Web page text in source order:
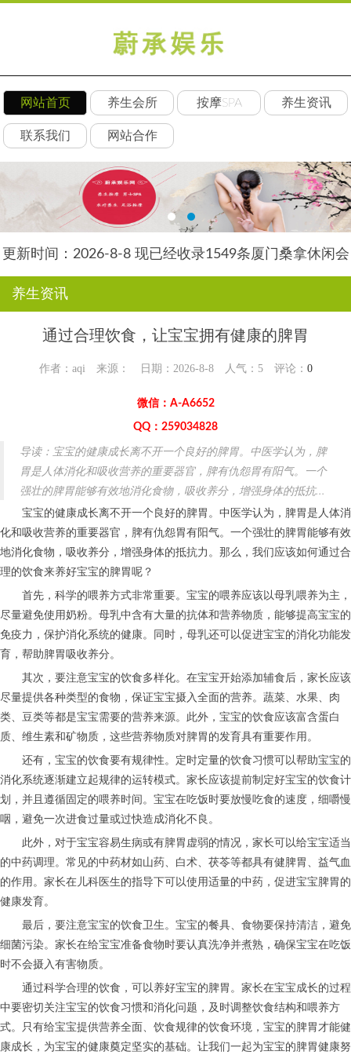
网站首页 养生会所 按摩SPA 养生资讯
联系我们 网站合作
更新时间：2026-8-8 现已经收录1549条厦门桑拿休闲会
养生资讯
通过合理饮食，让宝宝拥有健康的脾胃
作者：aqi 来源： 日期：2026-8-8 人气： 5评论： 0
微信：A-A6652
QQ：259034828
导读：宝宝的健康成长离不开一个良好的脾胃。中医学认为，脾
胃是人体消化和吸收营养的重要器官，脾有仇怨胃有阳气。一个
强壮的脾胃能够有效地消化食物，吸收养分，增强身体的抵抗...
宝宝的健康成长离不开一个良好的脾胃。中医学认为，脾胃是人体消
化和吸收营养的重要器官，脾有仇怨胃有阳气。一个强壮的脾胃能够有效
地消化食物，吸收养分，增强身体的抵抗力。那么，我们应该如何通过合
理的饮食来养好宝宝的脾胃呢？
首先，科学的喂养方式非常重要。宝宝的喂养应该以母乳喂养为主，
尽量避免使用奶粉。母乳中含有大量的抗体和营养物质，能够提高宝宝的
免疫力，保护消化系统的健康。同时，母乳还可以促进宝宝的消化功能发
育，帮助脾胃吸收养分。
其次，要注意宝宝的饮食多样化。在宝宝开始添加辅食后，家长应该
尽量提供各种类型的食物，保证宝宝摄入全面的营养。蔬菜、水果、肉
类、豆类等都是宝宝需要的营养来源。此外，宝宝的饮食应该富含蛋白
质、维生素和矿物质，这些营养物质对脾胃的发育具有重要作用。
还有，宝宝的饮食要有规律性。定时定量的饮食习惯可以帮助宝宝的
消化系统逐渐建立起规律的运转模式。家长应该提前制定好宝宝的饮食计
划，并且遵循固定的喂养时间。宝宝在吃饭时要放慢吃食的速度，细嚼慢
咽，避免一次进食过量或过快造成消化不良。
此外，对于宝宝容易生病或有脾胃虚弱的情况，家长可以给宝宝适当
的中药调理。常见的中药材如山药、白术、茯苓等都具有健脾胃、益气血
的作用。家长在儿科医生的指导下可以使用适量的中药，促进宝宝脾胃的
健康发育。
最后，要注意宝宝的饮食卫生。宝宝的餐具、食物要保持清洁，避免
细菌污染。家长在给宝宝准备食物时要认真洗净并煮熟，确保宝宝在吃饭
时不会摄入有害物质。
通过科学合理的饮食，可以养好宝宝的脾胃。家长在宝宝成长的过程
中要密切关注宝宝的饮食习惯和消化问题，及时调整饮食结构和喂养方
式。只有给宝宝提供营养全面、饮食规律的饮食环境，宝宝的脾胃才能健
康成长，为宝宝的健康奠定坚实的基础。让我们一起为宝宝的脾胃健康努